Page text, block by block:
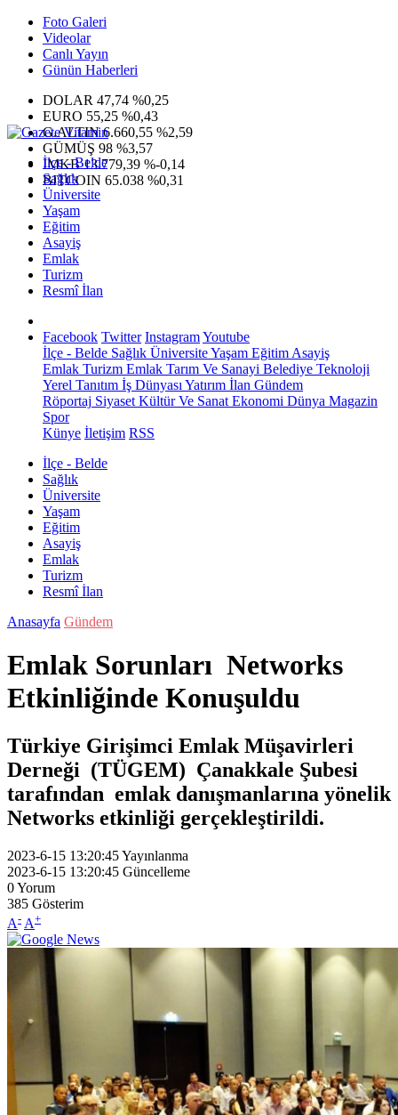
Foto Galeri
Videolar
Canlı Yayın
Günün Haberleri
DOLAR 47,74 %0,25
EURO 55,25 %0,43
G.ALTIN6.660,55 %2,59
GÜMÜŞ 98 %3,57
IMKB13.779,39 %-0,14
BITCOIN 65.038 %0,31
İlçe - Belde
Sağlık
Üniversite
Yaşam
Eğitim
Asayiş
Emlak
Turizm
Resmî İlan
Facebook Twitter InstagramYoutube
İlçe - Belde Sağlık ÜniversiteYaşam Eğitim Asayiş
Emlak Turizm Emlak Tarım Ve Sanayi Belediye Teknoloji
Yerel Tanıtım İş Dünyası Yatırım İlan Gündem
Röportaj Siyaset Kültür Ve Sanat Ekonomi Dünya Magazin
Spor
Künye İletişim RSS
İlçe - Belde
Sağlık
Üniversite
Yaşam
Eğitim
Asayiş
Emlak
Turizm
Resmî İlan
Anasayfa Gündem
Emlak Sorunları Networks
Etkinliğinde Konuşuldu
Türkiye Girişimci Emlak Müşavirleri
Derneği (TÜGEM) Çanakkale Şubesi
tarafından emlak danışmanlarına yönelik
Networks etkinliği gerçekleştirildi.
2023-6-15 13:20:45Yayınlanma
2023-6-15 13:20:45 Güncelleme
0Yorum
385 Gösterim
A- A+